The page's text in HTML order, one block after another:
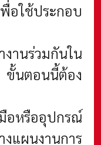
อใช้ประกอบ
านร่วมกันใน
ขั้นตอนนี้ต้อง
อหรืออุปกรณ์
แผนงานการ